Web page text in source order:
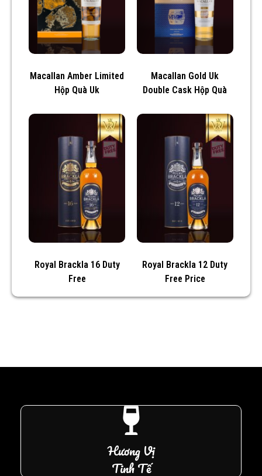
Macallan Amber Limited
Hộp Quà Uk
Macallan Gold Uk
Double Cask Hộp Quà
Royal Brackla 16 Duty
Free
Royal Brackla 12 Duty
Free Price
Hương Vị
Tinh Tế